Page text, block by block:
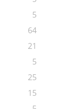
5
64
21
5
25
15